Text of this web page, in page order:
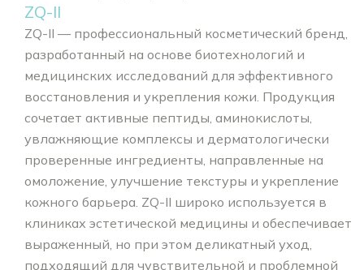
ZQ-II
ZQ-II — профессиональный косметический бренд,
разработанный на основе биотехнологий и
медицинских исследований для эффективного
восстановления и укрепления кожи. Продукция
сочетает активные пептиды, аминокислоты,
увлажняющие комплексы и дерматологически
проверенные ингредиенты, направленные на
омоложение, улучшение текстуры и укрепление
кожного барьера. ZQ-II широко используется в
клиниках эстетической медицины и обеспечивает
выраженный, но при этом деликатный уход,
подходящий для чувствительной и проблемной